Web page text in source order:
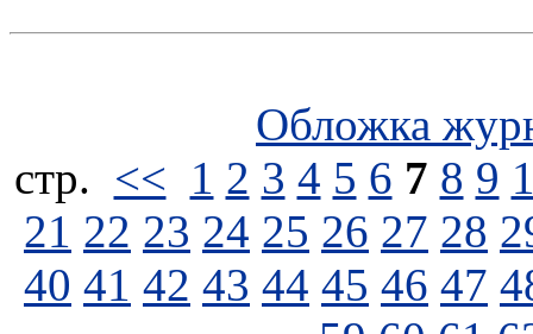
Обложка
стp. << 1 2 3 4 5 6 7 8 9
21 22 23 24 25 26 27 28
40 41 42 43 44 45 46 47